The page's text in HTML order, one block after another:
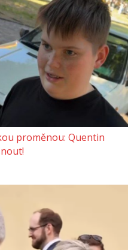
proměnou: Quentin